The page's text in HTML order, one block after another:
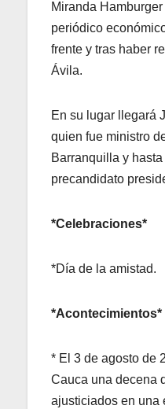
Miranda
periódico
frente y tras haber
Ávila.
En su lugar llegará
quien fue ministro
Barranquilla y
precandidato
*Celebraciones*
*Día de la amistad.
*Acontecimientos*
* El 3 de agosto de
Cauca una decena
ajusticiados en una